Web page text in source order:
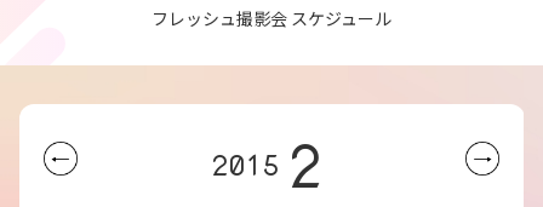
フレッシュ撮影会 スケジュール
2015 2